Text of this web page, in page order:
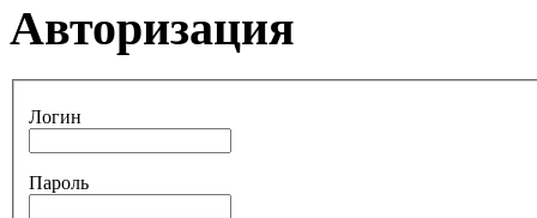
Авторизация
Логин
Пароль